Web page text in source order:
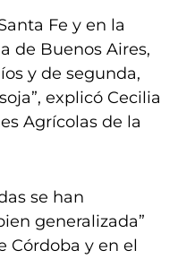
Fe y en la
de Buenos Aires,
y de segunda,
explicó Cecilia
Agrícolas de la
se han
generalizada”
Córdoba y en el